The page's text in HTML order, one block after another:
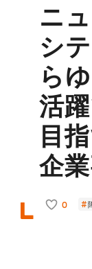
ニ
シ
ら
活
目
企
0